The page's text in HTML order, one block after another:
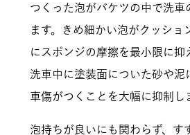
つくった泡がバケツの中で洗車
ます。きめ細かい泡がクッショ
にスポンジの摩擦を最小限に抑
洗車中に塗装面についた砂や泥
車傷がつくことを大幅に抑制し
泡持ちが良いにも関わらず、す